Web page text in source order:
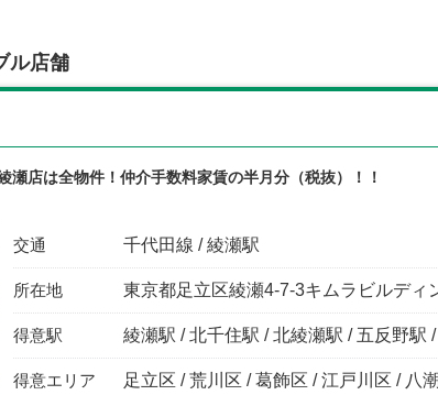
ル店舗
瀬店は全物件！仲介手数料家賃の半月分（税抜）！！
交通 千代田線 / 綾瀬駅
所在地 東京都足立区綾瀬4-7-3キムラビルディ
得意駅 綾瀬駅 / 北千住駅 / 北綾瀬駅 / 五反野駅
得意エリア 足立区 / 荒川区 / 葛飾区 / 江戸川区 / 八